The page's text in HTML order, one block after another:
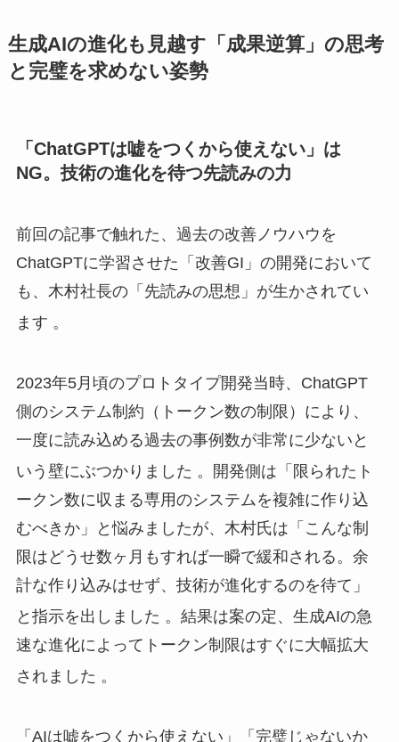
生成AIの進化も見越す「成果逆算」の思考
と完璧を求めない姿勢
「ChatGPTは嘘をつくから使えない」は
NG。技術の進化を待つ先読みの力
前回の記事で触れた、過去の改善ノウハウを
ChatGPTに学習させた「改善GI」の開発において
も、木村社長の「先読みの思想」が生かされてい
ます 。
2023年5月頃のプロトタイプ開発当時、ChatGPT
側のシステム制約（トークン数の制限）により、
一度に読み込める過去の事例数が非常に少ないと
いう壁にぶつかりました 。開発側は「限られたト
ークン数に収まる専用のシステムを複雑に作り込
むべきか」と悩みましたが、木村氏は「こんな制
限はどうせ数ヶ月もすれば一瞬で緩和される。余
計な作り込みはせず、技術が進化するのを待て」
と指示を出しました 。結果は案の定、生成AIの急
速な進化によってトークン制限はすぐに大幅拡大
されました 。
「AIは嘘をつくから使えない」「完璧じゃないか